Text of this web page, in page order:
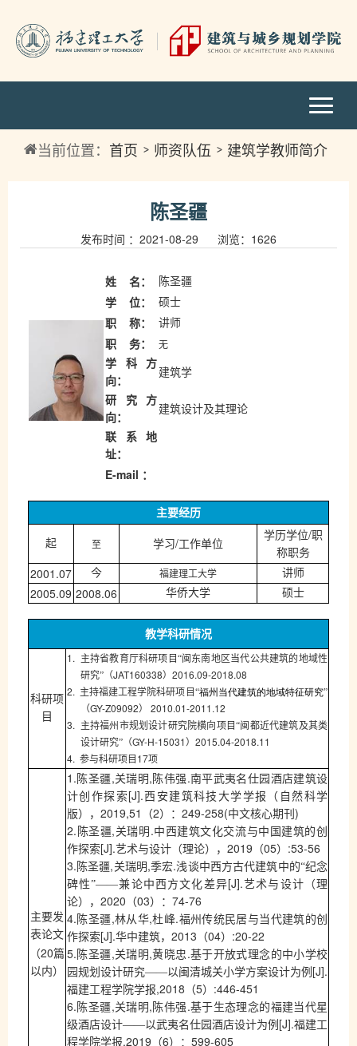
当前位置： 首页 师资队伍 建筑学教师简介
陈圣疆
发布时间 ：2021-08-29 浏览： 1626
姓 名：
陈圣疆
学
位：
硕士
职
称：
讲师
职
务： 无
学 科 方
向：
建筑学
研 究 方
向：
建筑设计及其理论
联 系 地
址：
E-mail ：
主要经历
起 至 学习/工作单位
学历学位/职
称职务
2001.07 今 福建理工大学 讲师
2005.09 2008.06 华侨大学 硕士
教学科研情况
科研项
目
1.
主持省教育厅科研项目“闽东南地区当代公共建筑的地域性
研究”（JAT160338） 2016.09-2018.08
2. 主持福建工程学院科研项目 “福州当代建筑的地域特征研究”
（GY-Z09092）
2010.01-2011.12
3.
主持福州市规划设计研究院横向项目“闽都近代建筑及其类
设计研究”（GY-H-15031） 2015.04-2018.11
4. 参与科研项目 17项
主要发
表论文
（20篇
以内）
1. 陈圣疆,关瑞明 , 陈伟强 .南平武夷名仕园酒店建筑设
计创作探索 [J]. 西安建筑科技大学学报（自然科学
版）
， 2019,51 （2）： 249-258(中文核心期刊 )
2. 陈圣疆, 关瑞明 .中西建筑文化交流与中国建筑的创
作探索[J].艺术与设计（理论）， 2019 （05） :53-56
3. 陈圣疆, 关瑞明 ,季宏.浅谈中西方古代建筑中的“纪念
碑性”——兼论中西方文化差异[J].艺术与设计（理
论）， 2020 （03）： 74-76
4. 陈圣疆,林从华,杜峰.福州传统民居与当代建筑的创
作探索[J].华中建筑， 2013 （04） :20-22
5. 陈圣疆,关瑞明 ,黄晓忠 .基于开放式理念的中小学校
园规划设计研究——以闽清城关小学方案设计为例 [J].
福建工程学院学报,2018 （5） :446-451
6. 陈圣疆,关瑞明 , 陈伟强 .基于生态理念的福建当代星
级酒店设计——以武夷名仕园酒店设计为例 [J].福建工
程学院学报,2019 （6）： 599-605